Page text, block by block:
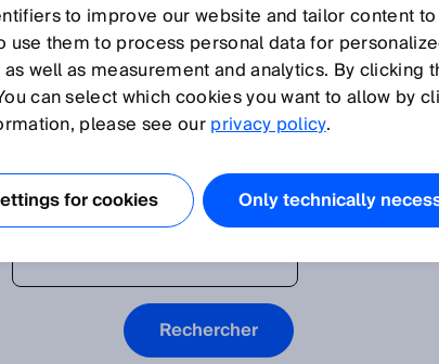
SICK.
distributeurs de votre région, veuillez saisir le
cliquer sur "Rechercher".
Réseau de Distribution
to improve our website and tailor content
use them to process personal data for
well as measurement and analytics. By clicking
can select which cookies you want to allow by
please see ourprivacy policy.
for cookies Only technically